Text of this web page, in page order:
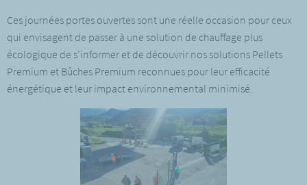
Ces journées portes ouvertes sont une réelle occasion pour ceux
qui envisagent de passer à une solution de chauffage plus
écologique de s’informer et de découvrir nos solutions Pellets
Premium et Bûches Premium reconnues pour leur efficacité
énergétique et leur impact environnemental minimisé.